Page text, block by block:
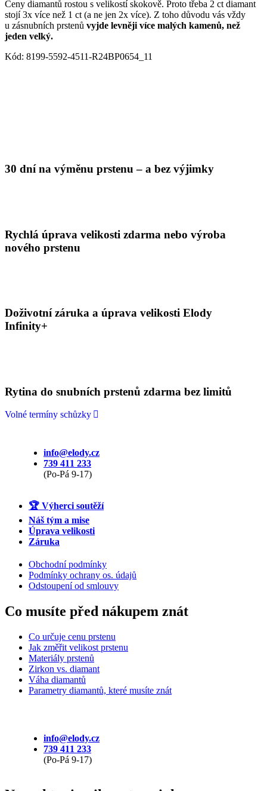
Ceny diamantů rostou s velikostí skokově. Proto třeba 2 ct diamant
stojí 3x více než 1 ct (a ne jen 2x více). Z toho důvodu vás vždy
u zásnubních prstenů vyjde levněji více malých kamenů, než
jeden velký.
Kód: 8199-5592-4511-R24BP0654_11
30 dní na výměnu prstenu – a bez výjimky
Rychlá úprava velikosti zdarma nebo výroba
nového prstenu
Doživotní záruka a úprava velikosti Elody
Infinity+
Rytina do snubních prstenů zdarma bez limitů
Volné termíny schůzky
info@elody.cz
739 411 233
(Po-Pá 9-17)
🏆 Výherci soutěží
Náš tým a mise
Úprava velikosti
Záruka
Obchodní podmínky
Podmínky ochrany os. údajů
Odstoupení od smlouvy
Co musíte před nákupem znát
Co určuje cenu prstenu
Jak změřit velikost prstenu
Materiály prstenů
Zirkon vs. diamant
Váha diamantů
Parametry diamantů, které musíte znát
info@elody.cz
739 411 233
(Po-Pá 9-17)